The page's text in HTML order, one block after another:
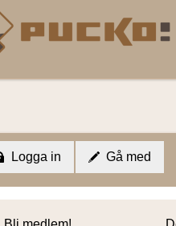
Logga in Gå med